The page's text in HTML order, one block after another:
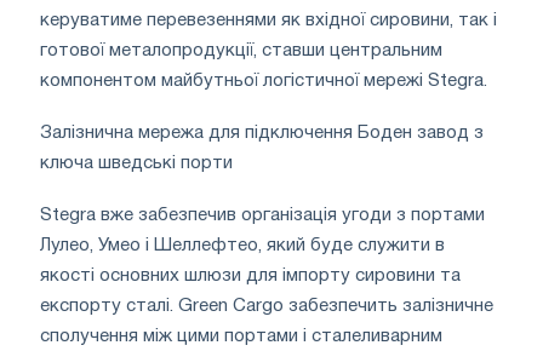
керуватиме перевезеннями як вхідної сировини, так і
готової металопродукції, ставши центральним
компонентом майбутньої логістичної мережі Stegra.
Залізнична мережа для підключення Боден завод з
ключа шведські порти
Stegra вже забезпечив організація угоди з портами
Лулео, Умео і Шеллефтео, який буде служити в
якості основних шлюзи для імпорту сировини та
експорту сталі. Green Cargo забезпечить залізничне
сполучення між цими портами і сталеливарним